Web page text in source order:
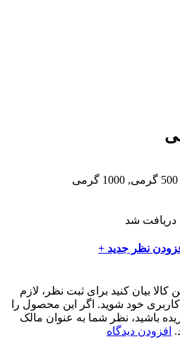
دریافت شد
نظر جدید +
کالا بیان کنید برای ثبت نظر، لازم
خود شوید. اگر این محصول را
باشید، نظر شما به عنوان مالک
افزودن دیدگاه